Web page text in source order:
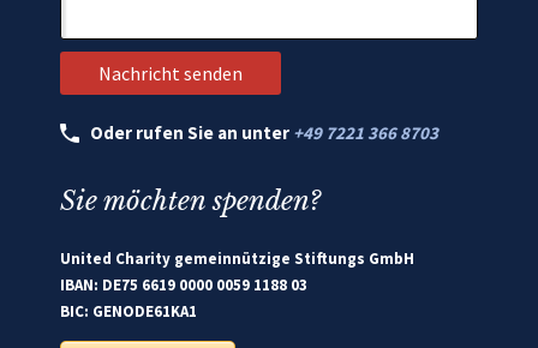
Oder rufen Sie an unter +49 7221 366 8703
Sie möchten spenden?
United Charity gemeinnützige Stiftungs GmbH
IBAN: DE75 6619 0000 0059 1188 03
BIC: GENODE61KA1